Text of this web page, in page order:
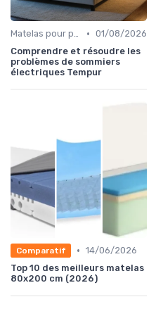
Matelas pour problèmes de dos • 01/08/2026
Comprendre et résoudre les
problèmes de sommiers
électriques Tempur
Comparatif • 14/06/2026
Top 10 des meilleurs matelas
80x200 cm (2026)